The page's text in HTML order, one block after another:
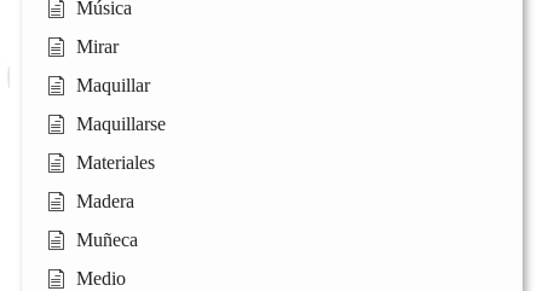
Música
Mirar
Maquillar
Maquillarse
Materiales
Madera
Muñeca
Medio